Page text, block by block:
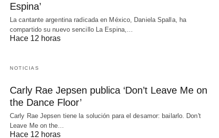
Espina’
La cantante argentina radicada en México, Daniela Spalla, ha
compartido su nuevo sencillo La Espina,…
Hace 12 horas
NOTICIAS
Carly Rae Jepsen publica ‘Don’t Leave Me on
the Dance Floor’
Carly Rae Jepsen tiene la solución para el desamor: bailarlo. Don't
Leave Me on the…
Hace 12 horas